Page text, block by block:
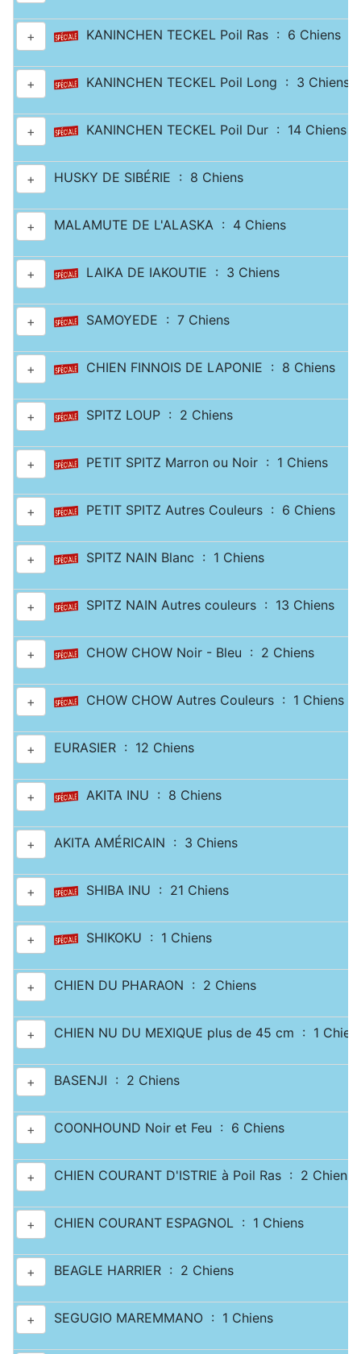
+ KANINCHEN TECKEL Poil Ras : 6 Chiens
+ KANINCHEN TECKEL Poil Long : 3 Chiens
+ KANINCHEN TECKEL Poil Dur : 14 Chiens
+ HUSKY DE SIBÉRIE : 8 Chiens
+ MALAMUTE DE L'ALASKA : 4 Chiens
+ LAIKA DE IAKOUTIE : 3 Chiens
+ SAMOYEDE : 7 Chiens
+ CHIEN FINNOIS DE LAPONIE : 8 Chiens
+ SPITZ LOUP : 2 Chiens
+ PETIT SPITZ Marron ou Noir : 1 Chiens
+ PETIT SPITZ Autres Couleurs : 6 Chiens
+ SPITZ NAIN Blanc : 1 Chiens
+ SPITZ NAIN Autres couleurs : 13 Chiens
+ CHOW CHOW Noir - Bleu : 2 Chiens
+ CHOW CHOW Autres Couleurs : 1 Chiens
+ EURASIER : 12 Chiens
+ AKITA INU : 8 Chiens
+ AKITA AMÉRICAIN : 3 Chiens
+ SHIBA INU : 21 Chiens
+ SHIKOKU : 1 Chiens
+ CHIEN DU PHARAON : 2 Chiens
+ CHIEN NU DU MEXIQUE plus de 45 cm : 1
+ BASENJI : 2 Chiens
+ COONHOUND Noir et Feu : 6 Chiens
+ CHIEN COURANT D'ISTRIE à Poil Ras : 2 Chiens
+ CHIEN COURANT ESPAGNOL : 1 Chiens
+ BEAGLE HARRIER : 2 Chiens
+ SEGUGIO MAREMMANO : 1 Chiens